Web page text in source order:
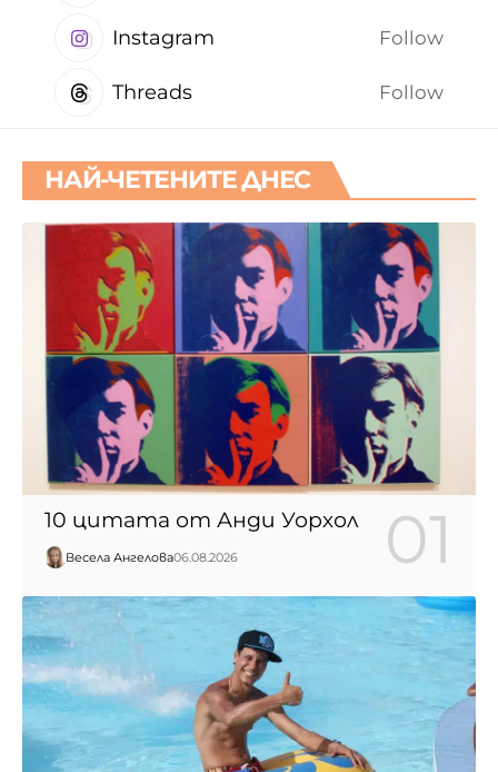
Instagram Follow
Threads Follow
НАЙ-ЧЕТЕНИТЕ ДНЕС
10 цитата от Анди Уорхол
Весела Ангелова06.08.2026